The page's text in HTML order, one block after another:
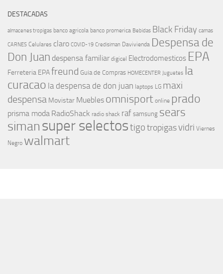
DESTACADAS
almacenes tropigas banco agricola banco promerica Bebidas Black Friday camas
CARNES Celulares claro COVID-19 Credisiman Davivienda Despensa de
Don Juan despensa familiar digicel Electrodomesticos EPA
Ferreteria EPAfreund Guia de Compras HOMECENTER Juguetes la
curacao la despensa de don juan laptops LG maxi
despensa Movistar Muebles omnisport online prado
prisma moda RadioShack radio shack raf samsung sears
simansuper selectostigotropigasvidri Viernes
Negro walmart